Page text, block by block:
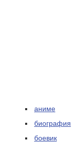
аниме
биография
боевик